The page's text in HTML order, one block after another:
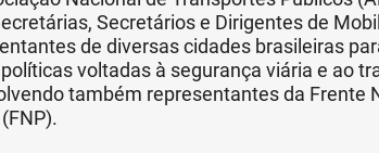
Secretários e Dirigentes de
de diversas cidades brasileiras
voltadas à segurança viária e ao
também representantes da Frente